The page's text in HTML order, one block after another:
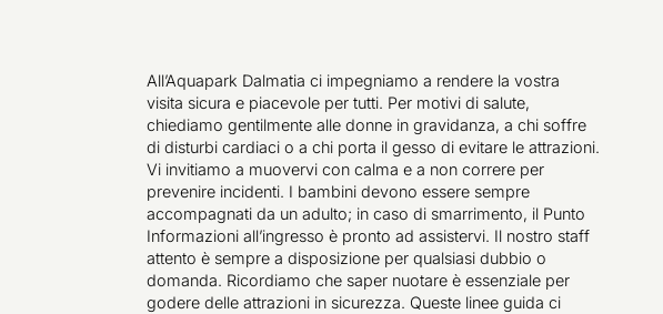
All’Aquapark Dalmatia ci impegniamo a rendere la vostra
visita sicura e piacevole per tutti. Per motivi di salute,
chiediamo gentilmente alle donne in gravidanza, a chi soffre
di disturbi cardiaci o a chi porta il gesso di evitare le attrazioni.
Vi invitiamo a muovervi con calma e a non correre per
prevenire incidenti. I bambini devono essere sempre
accompagnati da un adulto; in caso di smarrimento, il Punto
Informazioni all’ingresso è pronto ad assistervi. Il nostro staff
attento è sempre a disposizione per qualsiasi dubbio o
domanda. Ricordiamo che saper nuotare è essenziale per
godere delle attrazioni in sicurezza. Queste linee guida ci